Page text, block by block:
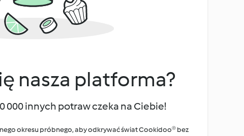
nasza platforma?
000 innych potraw czeka na Ciebie!
okresu próbnego, aby odkrywać świat Cookidoo® bez